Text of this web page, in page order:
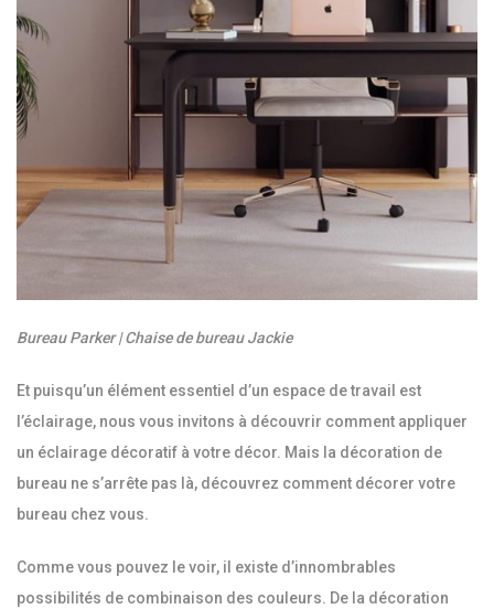
Bureau Parker | Chaise de bureau Jackie
Et puisqu’un élément essentiel d’un espace de travail est
l’éclairage, nous vous invitons à découvrir comment appliquer
un éclairage décoratif à votre décor. Mais la décoration de
bureau ne s’arrête pas là, découvrez comment décorer votre
bureau chez vous.
Comme vous pouvez le voir, il existe d’innombrables
possibilités de combinaison des couleurs. De la décoration